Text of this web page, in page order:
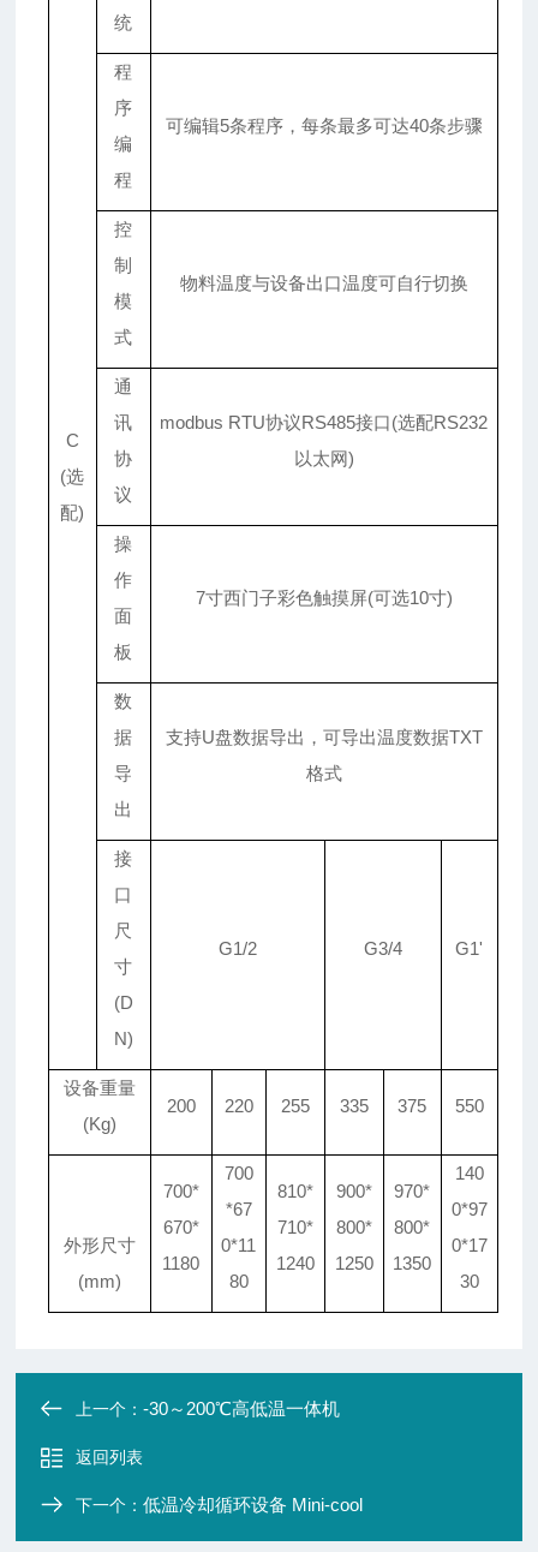
C
(选
配)
统
程
序
编
程
可编辑5条程序，每条最多可达40条步骤
控
制
模
式
物料温度与设备出口温度可自行切换
通
讯
协
议
modbus RTU协议RS485接口(选配RS232
以太网)
操
作
面
板
7寸西门子彩色触摸屏(可选10寸)
数
据
导
出
支持U盘数据导出，可导出温度数据TXT
格式
接
口
尺
寸
(D
N)
G1/2 G3/4 G1'
设备重量
(Kg)
200 220 255 335 375 550
外形尺寸
(mm)
700*
670*
1180
700
*67
0*11
80
810*
710*
1240
900*
800*
1250
970*
800*
1350
140
0*97
0*17
30
上一个：-30～200℃高低温一体机
返回列表
下一个：低温冷却循环设备 Mini-cool